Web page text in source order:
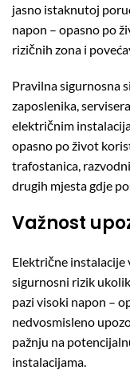
jasno istaknutoj
napon – opasno po
rizičnih zona i
Pravilna sigurnosna
zaposlenika,
električnim
opasno po život
trafostanica,
drugih mjesta gdje
Važnost
Električne instalacije
sigurnosni rizik
pazi visoki napon –
nedvosmisleno
pažnju na
instalacijama.